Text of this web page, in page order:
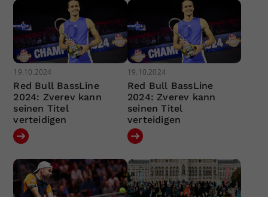
19.10.2024
Red Bull BassLine
2024: Zverev kann
seinen Titel
verteidigen
19.10.2024
Red Bull BassLine
2024: Zverev kann
seinen Titel
verteidigen